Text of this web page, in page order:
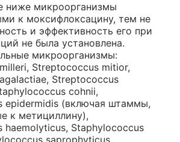
ниже микроорганизмы
к моксифлоксацину, тем не
и эффективность его при
не была установлена.
микроорганизмы:
Streptococcus mitior,
Streptococcus
cohnii,
epidermidis (включая штаммы,
к метициллину),
haemolyticus, Staphylococcus
saprophyticus,